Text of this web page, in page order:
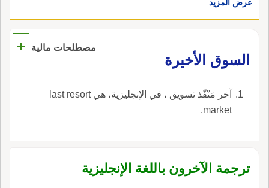
عرض المزيد
مصطلحات مالية
+
السوق الأخيرة
آخر مَنْفّذ تسويق ، في الإنجليزية، هي last resort
market.
ترجمة الآخرون باللغة الإنجليزية